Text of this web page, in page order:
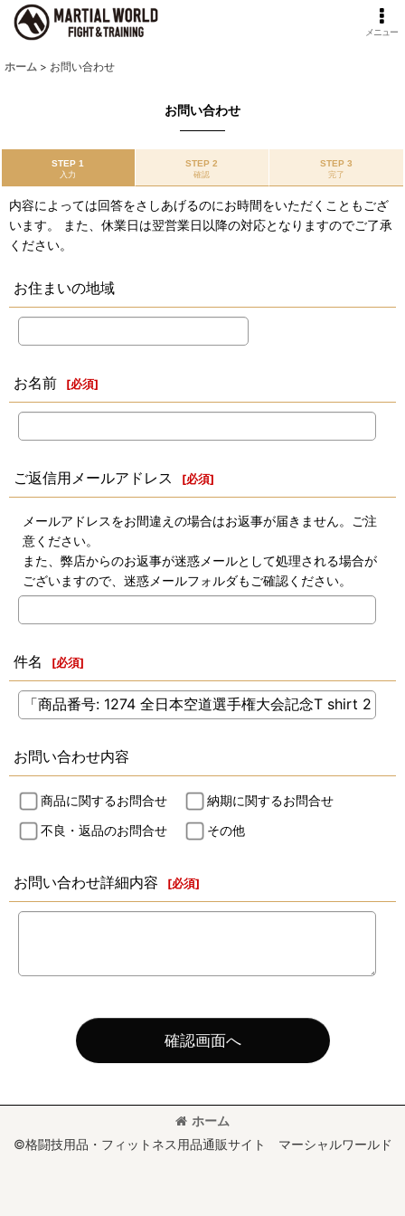
メニュー
ホーム > お問い合わせ
お問い合わせ
STEP 1
入力
STEP 2
確認
STEP 3
完了
内容によっては回答をさしあげるのにお時間をいただくこともござ
います。 また、休業日は翌営業日以降の対応となりますのでご了承
ください。
お住まいの地域
お名前 [必須]
ご返信用メールアドレス [必須]
メールアドレスをお間違えの場合はお返事が届きません。ご注
意ください。
また、弊店からのお返事が迷惑メールとして処理される場合が
ございますので、迷惑メールフォルダもご確認ください。
件名 [必須]
お問い合わせ内容
商品に関するお問合せ
納期に関するお問合せ
不良・返品のお問合せ
その他
お問い合わせ詳細内容 [必須]
確認画面へ
ホーム
©格闘技用品・フィットネス用品通販サイト マーシャルワールド